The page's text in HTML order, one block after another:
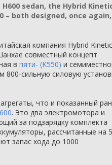
sedan, the Hybrid
– both designed, once
компания Hybrid Kinetic
совместный концепт
в пяти- (K550) и
800-сильную силовую
что и показанный
. Это два электромотора и
за подзарядку комплекта
рассчитанные на
запас хода до 1000